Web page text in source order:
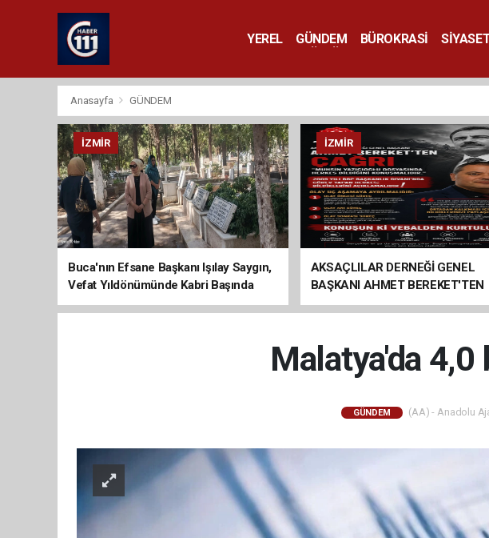
YEREL GÜNDEM BÜROKRASİ
Anasayfa GÜNDEM
İZMIR
Buca'nın Efsane Başkanı Işılay Saygın,
Vefat Yıldönümünde Kabri Başında
Anıldı
İZMIR
AKSAÇLILAR DERNEĞİ GENEL
BAŞKANI AHMET BEREKET'TEN
ÇAĞRI
Malatya'da
GÜNDEM (AA) - Anadolu